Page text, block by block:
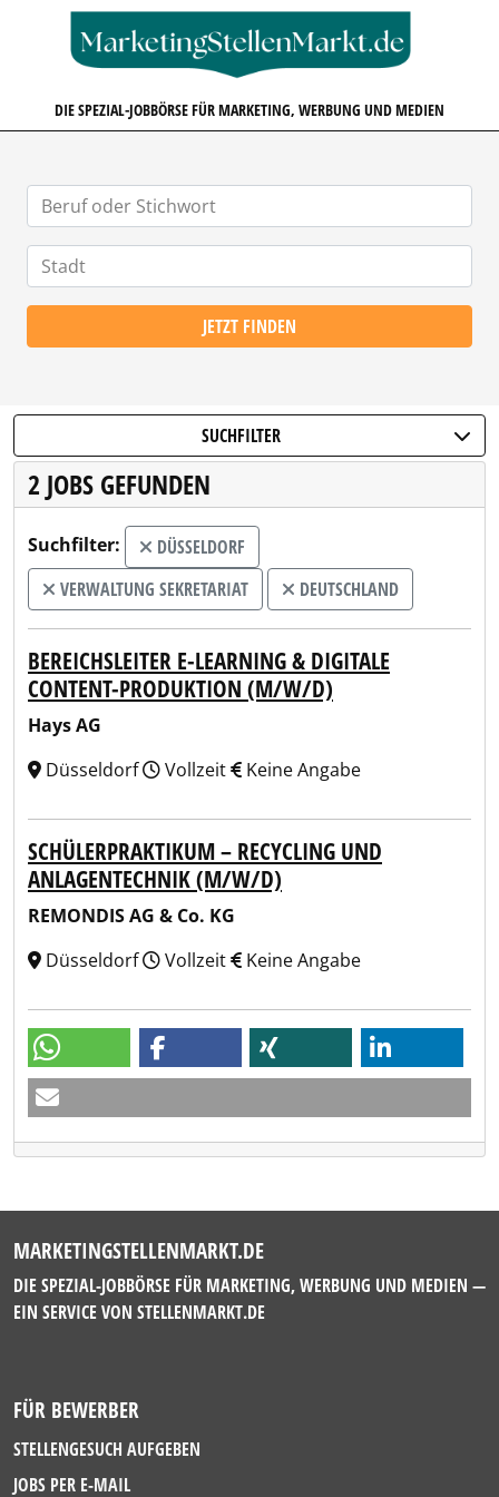
DIE SPEZIAL-JOBBÖRSE FÜR MARKETING, WERBUNG UND MEDIEN
JETZT FINDEN
SUCHFILTER
2 JOBS GEFUNDEN
Suchfilter:
DÜSSELDORF
VERWALTUNG SEKRETARIAT
DEUTSCHLAND
BEREICHSLEITER E-LEARNING & DIGITALE
CONTENT-PRODUKTION (M/W/D)
Hays AG
Düsseldorf
Vollzeit Keine Angabe
SCHÜLERPRAKTIKUM – RECYCLING UND
ANLAGENTECHNIK (M/W/D)
REMONDIS AG & Co. KG
Düsseldorf
Vollzeit Keine Angabe
MARKETINGSTELLENMARKT.DE
DIE SPEZIAL-JOBBÖRSE FÜR MARKETING, WERBUNG UND MEDIEN —
EIN SERVICE VON STELLENMARKT.DE
FÜR BEWERBER
STELLENGESUCH AUFGEBEN
JOBS PER E-MAIL